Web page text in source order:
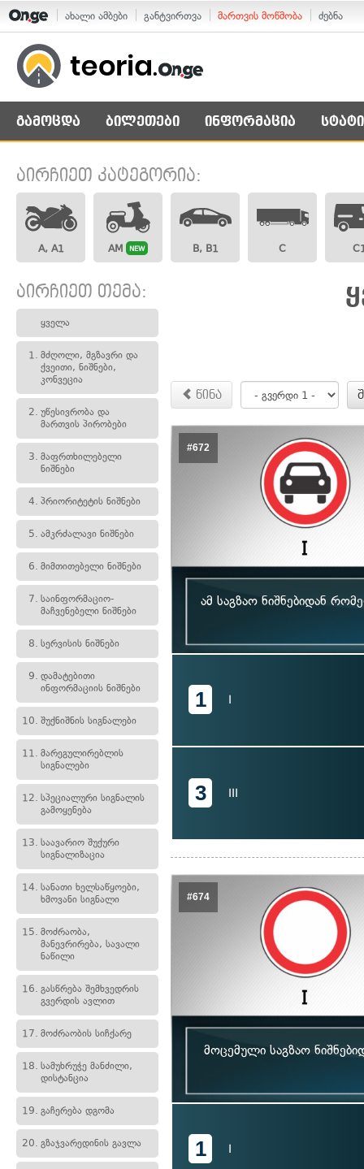
ახალი ამბები განტვირთვა მართვის მოწმობა ძებნა
გამოცდა ბილეთები ინფორმაცია
აირჩიეთ კატეგორია:
A, A1 AM NEW B, B1 C
აირჩიეთ თემა:
ყველა
1. მძღოლი, მგზავრი და
ქვეითი, ნიშნები,
კონვეცია
2. უწესივრობა და
მართვის პირობები
3. მაფრთხილებელი
ნიშნები
4. პრიორიტეტის ნიშნები
5. ამკრძალავი ნიშნები
6. მიმთითებელი ნიშნები
7. საინფორმაციო-
მაჩვენებელი ნიშნები
8. სერვისის ნიშნები
9. დამატებითი
ინფორმაციის ნიშნები
10. შუქნიშნის სიგნალები
11. მარეგულირებლის
სიგნალები
12. სპეციალური სიგნალის
გამოყენება
13. საავარიო შუქური
სიგნალიზაცია
14. სანათი ხელსაწყოები,
ხმოვანი სიგნალი
15. მოძრაობა,
მანევრირება, სავალი
ნაწილი
16. გასწრება შემხვედრის
გვერდის ავლით
17. მოძრაობის სიჩქარე
18. სამუხრუჭე მანძილი,
დისტანცია
19. გაჩერება დგომა
20. გზაჯვარედინის გავლა
წინა
#672
ამ საგზაო ნიშნებიდან
1 I
3 III
#674
მოცემული საგზაო
1 I